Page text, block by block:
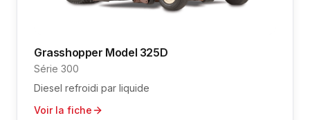
Grasshopper Model 325D
Série 300
Diesel refroidi par liquide
Voir la fiche